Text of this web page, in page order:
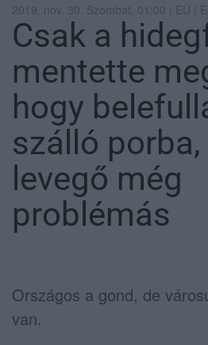
2019. nov. 30. Szombat, 01:00 | EÜ |
Csak a
mentette
hogy
szálló porba,
levegő még
problémás
Országos a gond, de
van.